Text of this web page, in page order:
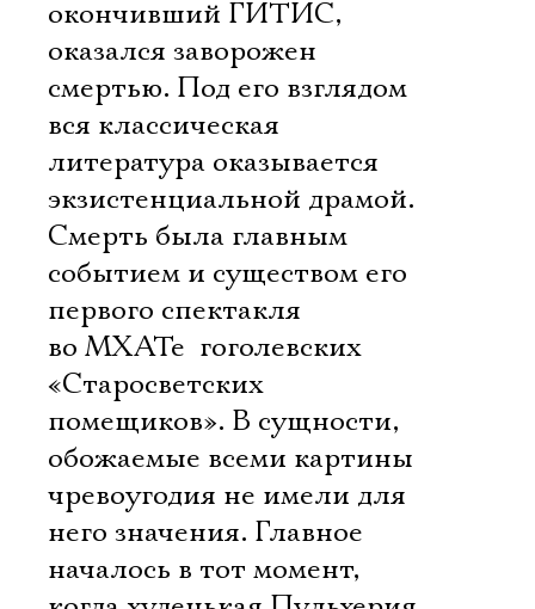
окончивший ГИТИС,
оказался заворожен
смертью. Под его взглядом
вся классическая
литература оказывается
экзистенциальной драмой.
Смерть была главным
событием и существом его
первого спектакля
во МХАТе  гоголевских
«Старосветских
помещиков». В сущности,
обожаемые всеми картины
чревоугодия не имели для
него значения. Главное
началось в тот момент,
Электропочта
Имя